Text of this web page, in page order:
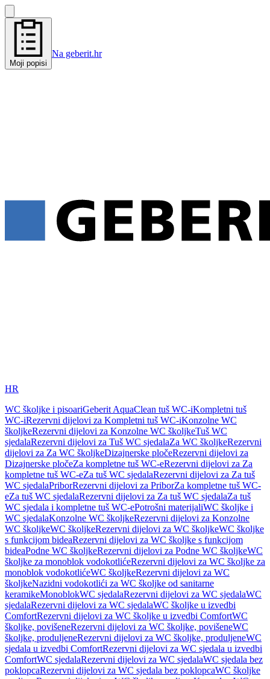
Moji popisi
Na geberit.hr
HR
WC školjke i pisoariGeberit AquaClean tuš WC-iKompletni tuš
WC-iRezervni dijelovi za Kompletni tuš WC-iKonzolne WC
školjkeRezervni dijelovi za Konzolne WC školjkeTuš WC
sjedalaRezervni dijelovi za Tuš WC sjedalaZa WC školjkeRezervni
dijelovi za Za WC školjkeDizajnerske pločeRezervni dijelovi za
Dizajnerske pločeZa kompletne tuš WC-eRezervni dijelovi za Za
kompletne tuš WC-eZa tuš WC sjedalaRezervni dijelovi za Za tuš
WC sjedalaPriborRezervni dijelovi za PriborZa kompletne tuš WC-
eZa tuš WC sjedalaRezervni dijelovi za Za tuš WC sjedalaZa tuš
WC sjedala i kompletne tuš WC-ePotrošni materijaliWC školjke i
WC sjedalaKonzolne WC školjkeRezervni dijelovi za Konzolne
WC školjkeWC školjkeRezervni dijelovi za WC školjkeWC školjke
s funkcijom bideaRezervni dijelovi za WC školjke s funkcijom
bideaPodne WC školjkeRezervni dijelovi za Podne WC školjkeWC
školjke za monoblok vodokotlićeRezervni dijelovi za WC školjke za
monoblok vodokotlićeWC školjkeRezervni dijelovi za WC
školjkeNazidni vodokotlići za WC školjke od sanitarne
keramikeMonoblokWC sjedalaRezervni dijelovi za WC sjedalaWC
sjedalaRezervni dijelovi za WC sjedalaWC školjke u izvedbi
ComfortRezervni dijelovi za WC školjke u izvedbi ComfortWC
školjke, povišeneRezervni dijelovi za WC školjke, povišeneWC
školjke, produljeneRezervni dijelovi za WC školjke, produljeneWC
sjedala u izvedbi ComfortRezervni dijelovi za WC sjedala u izvedbi
ComfortWC sjedalaRezervni dijelovi za WC sjedalaWC sjedala bez
poklopcaRezervni dijelovi za WC sjedala bez poklopcaWC školjke